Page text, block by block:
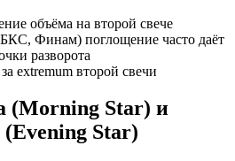
объёма на второй свече
Финам) поглощение часто даёт
разворота
extremum второй свечи
(Morning Star) и
(Evening Star)